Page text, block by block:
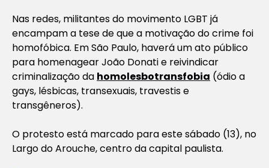
Nas redes, militantes do movimento LGBT já
encampam a tese de que a motivação do crime foi
homofóbica. Em São Paulo, haverá um ato público
para homenagear João Donati e reivindicar
criminalização da homolesbotransfobia (ódio a
gays, lésbicas, transexuais, travestis e
transgêneros).
O protesto está marcado para este sábado (13), no
Largo do Arouche, centro da capital paulista.